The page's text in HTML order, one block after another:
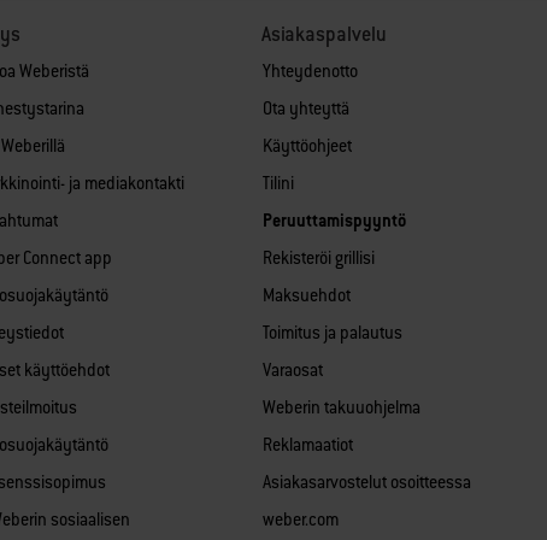
Weberistä
ja mediakontakti
Connect app
käyttöehdot
sosiaalisen
Asiakaspalvelu
Yhteydenotto
Ota yhteyttä
Käyttöohjeet
Tilini
Peruuttamispyyntö
Rekisteröi grillisi
Maksuehdot
Toimitus ja palautus
Varaosat
Weberin takuuohjelma
Reklamaatiot
Asiakasarvostelut osoitteessa
weber.com